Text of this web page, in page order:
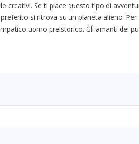
creativi. Se ti piace questo tipo di
si ritrova su un pianeta alieno. Per
uomo preistorico. Gli amanti dei